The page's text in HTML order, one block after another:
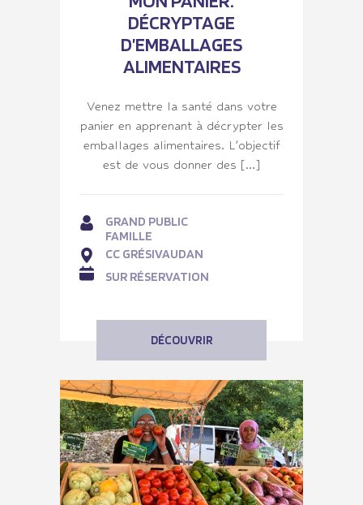
DÉCRYPTAGE
D’EMBALLAGES
ALIMENTAIRES
Venez mettre la santé dans votre
panier en apprenant à décrypter les
emballages alimentaires. L’objectif
est de vous donner des […]
GRAND PUBLIC
FAMILLE
CC GRÉSIVAUDAN
SUR RÉSERVATION
DÉCOUVRIR